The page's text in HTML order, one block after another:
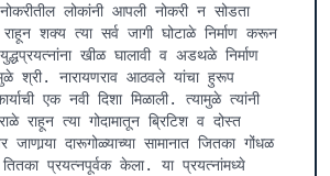
लोकांनी आपली नोकरी न सोडता
राहून शक्य त्या सर्व जागी घोटाळे निर्माण करून
खीळ घालावी व अडथळे निर्माण
श्री. नारायणराव आठवले यांचा हुरूप
एक नवी दिशा मिळाली. त्यामुळे त्यांनी
राहून त्या गोदामातून ब्रिटिश व दोस्त
जाणार्‍या दारूगोळ्याच्या सामानात जितका गोंधळ
प्रयत्नपूर्वक केला. या प्रयत्नांमध्ये